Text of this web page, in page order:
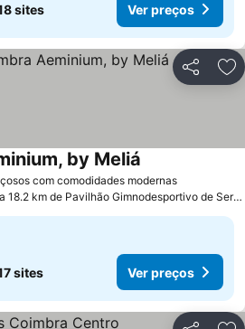
sites Ver preços
Partilhar
com comodidades modernas
by Meliá
a 18.2 km de Pavilhão Gimnodesportivo de Serpins
sites Ver preços